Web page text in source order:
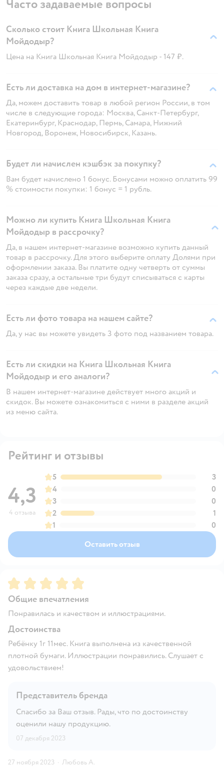
Часто задаваемые вопросы
Сколько стоит Книга Школьная Книга
Мойдодыр?
Цена на Книга Школьная Книга Мойдодыр - 147 ₽.
Есть ли доставка на дом в интернет-магазине?
Да, можем доставить товар в любой регион России, в том
числе в следующие города: Москва, Санкт-Петербург,
Екатеринбург, Краснодар, Пермь, Самара, Нижний
Новгород, Воронеж, Новосибирск, Казань.
Будет ли начислен кэшбэк за покупку?
Вам будет начислено 1 бонус. Бонусами можно оплатить 99
% стоимости покупки: 1 бонус = 1 рубль.
Можно ли купить Книга Школьная Книга
Мойдодыр в рассрочку?
Да, в нашем интернет-магазине возможно купить данный
товар в рассрочку. Для этого выберите оплату Долями при
оформлении заказа. Вы платите одну четверть от суммы
заказа сразу, а остальные три будут списываться с карты
через каждые две недели.
Есть ли фото товара на нашем сайте?
Да, у нас вы можете увидеть 3 фото под названием товара.
Есть ли скидки на Книга Школьная Книга
Мойдодыр и его аналоги?
В нашем интернет-магазине действует много акций и
скидок. Вы можете ознакомиться с ними в разделе акций
из меню сайта.
Рейтинг и отзывы
4,3
4 отзыва
5
3
4
0
3
0
2
1
1
0
Оставить отзыв
Рейтинг:5
Общие впечатления
Понравилась и качеством и иллюстрациями.
Достоинства
Ребёнку 1г 11мес. Книга выполнена из качественной
плотной бумаги. Иллюстрации понравились. Слушает с
удовольствием!
Представитель бренда
Спасибо за Ваш отзыв. Рады, что по достоинству
оценили нашу продукцию.
07 декабря 2023
27 ноября 2023 · Любовь А.